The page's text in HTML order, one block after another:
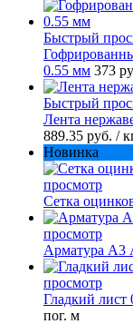
Быстрый
0.55 мм 373
Быстрый
Лента
889.35 руб. /
Новинка
просмотр
Сетка
просмотр
Арматура А3
просмотр
Гладкий лист
пог. м